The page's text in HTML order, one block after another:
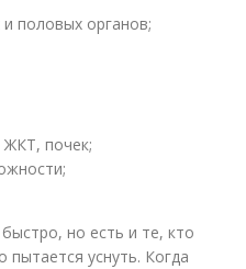
половых органов;
ЖКТ, почек;
но есть и те, кто
пытается уснуть. Когда